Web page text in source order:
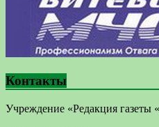
Контакты
Учреждение «Редакция газеты